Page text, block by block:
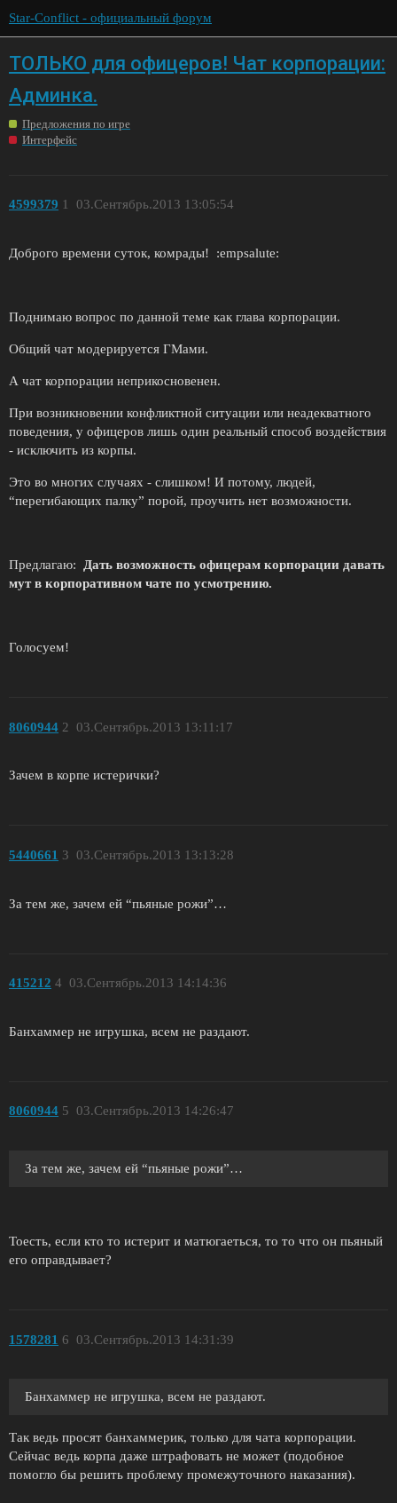
Star-Conflict - официальный форум
ТОЛЬКО для офицеров! Чат корпорации:
Админка.
Предложения по игре
Интерфейс
4599379 03.Сентябрь.2013 13:05:54
1
Доброго времени суток, комрады! :empsalute:
Поднимаю вопрос по данной теме как глава корпорации.
Общий чат модерируется ГМами.
А чат корпорации неприкосновенен.
При возникновении конфликтной ситуации или неадекватного
поведения, у офицеров лишь один реальный способ воздействия
- исключить из корпы.
Это во многих случаях - слишком! И потому, людей,
“перегибающих палку” порой, проучить нет возможности.
Предлагаю: Дать возможность офицерам корпорации давать
мут в корпоративном чате по усмотрению.
Голосуем!
8060944 03.Сентябрь.2013 13:11:17
2
Зачем в корпе истерички?
5440661 03.Сентябрь.2013 13:13:28
3
За тем же, зачем ей “пьяные рожи”…
415212 03.Сентябрь.2013 14:14:36
4
Банхаммер не игрушка, всем не раздают.
8060944 03.Сентябрь.2013 14:26:47
5
За тем же, зачем ей “пьяные рожи”…
Тоесть, если кто то истерит и матюгаеться, то то что он пьяный
его оправдывает?
1578281 03.Сентябрь.2013 14:31:39
6
Банхаммер не игрушка, всем не раздают.
Так ведь просят банхаммерик, только для чата корпорации.
Сейчас ведь корпа даже штрафовать не может (подобное
помогло бы решить проблему промежуточного наказания).